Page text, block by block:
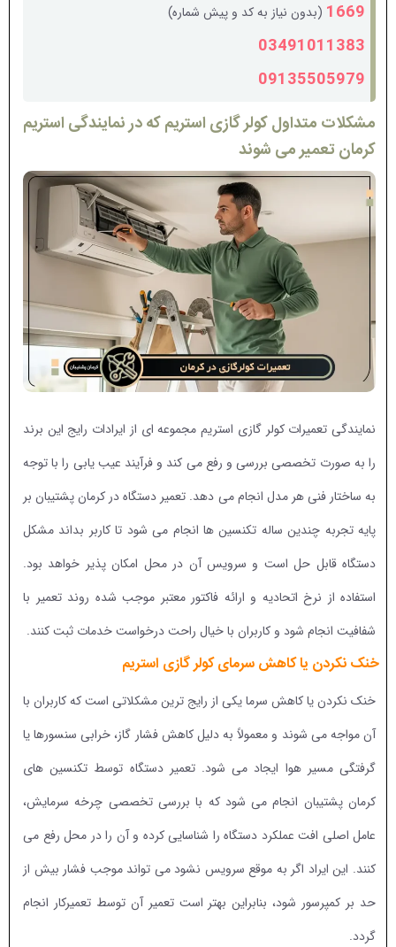
1669 (بدون نیاز به کد و پیش شماره)
03491011383
09135505979
مشکلات متداول کولر گازی استریم که در نمایندگی استریم
کرمان تعمیر می شوند
نمایندگی تعمیرات کولر گازی استریم مجموعه ای از ایرادات رایج این برند
را به صورت تخصصی بررسی و رفع می کند و فرآیند عیب یابی را با توجه
به ساختار فنی هر مدل انجام می دهد. تعمیر دستگاه در کرمان پشتیبان بر
پایه تجربه چندین ساله تکنسین ها انجام می شود تا کاربر بداند مشکل
دستگاه قابل حل است و سرویس آن در محل امکان پذیر خواهد بود.
استفاده از نرخ اتحادیه و ارائه فاکتور معتبر موجب شده روند تعمیر با
شفافیت انجام شود و کاربران با خیال راحت درخواست خدمات ثبت کنند.
خنک نکردن یا کاهش سرمای کولر گازی استریم
خنک نکردن یا کاهش سرما یکی از رایج ترین مشکلاتی است که کاربران با
آن مواجه می شوند و معمولاً به دلیل کاهش فشار گاز، خرابی سنسورها یا
گرفتگی مسیر هوا ایجاد می شود. تعمیر دستگاه توسط تکنسین های
کرمان پشتیبان انجام می شود که با بررسی تخصصی چرخه سرمایش،
عامل اصلی افت عملکرد دستگاه را شناسایی کرده و آن را در محل رفع می
کنند. این ایراد اگر به موقع سرویس نشود می تواند موجب فشار بیش از
حد بر کمپرسور شود، بنابراین بهتر است تعمیر آن توسط تعمیرکار انجام
گردد.